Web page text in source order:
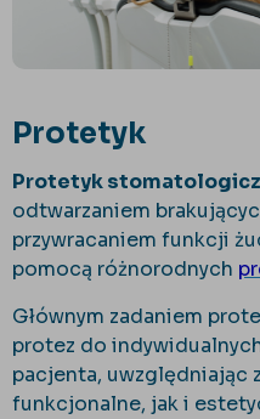
Protetyk
Protetyk
odtwarzaniem
przywracaniem funkcji
pomocą różnorodnych
Głównym zadaniem
protez do
pacjenta, uwzględniając
funkcjonalne, jak i